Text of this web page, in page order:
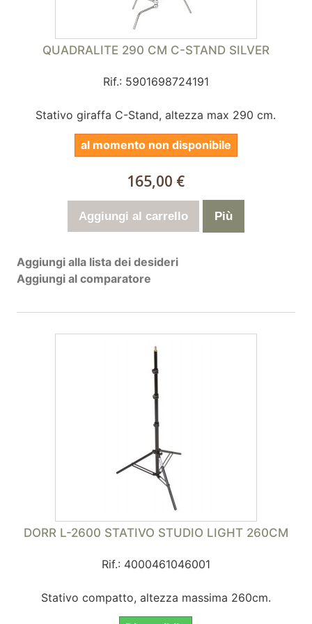
QUADRALITE 290 CM C-STAND SILVER
Rif.: 5901698724191
Stativo giraffa C-Stand, altezza max 290 cm.
al momento non disponibile
165,00 €
Aggiungi al carrello Più
Aggiungi alla lista dei desideri
Aggiungi al comparatore
DORR L-2600 STATIVO STUDIO LIGHT 260CM
Rif.: 4000461046001
Stativo compatto, altezza massima 260cm.